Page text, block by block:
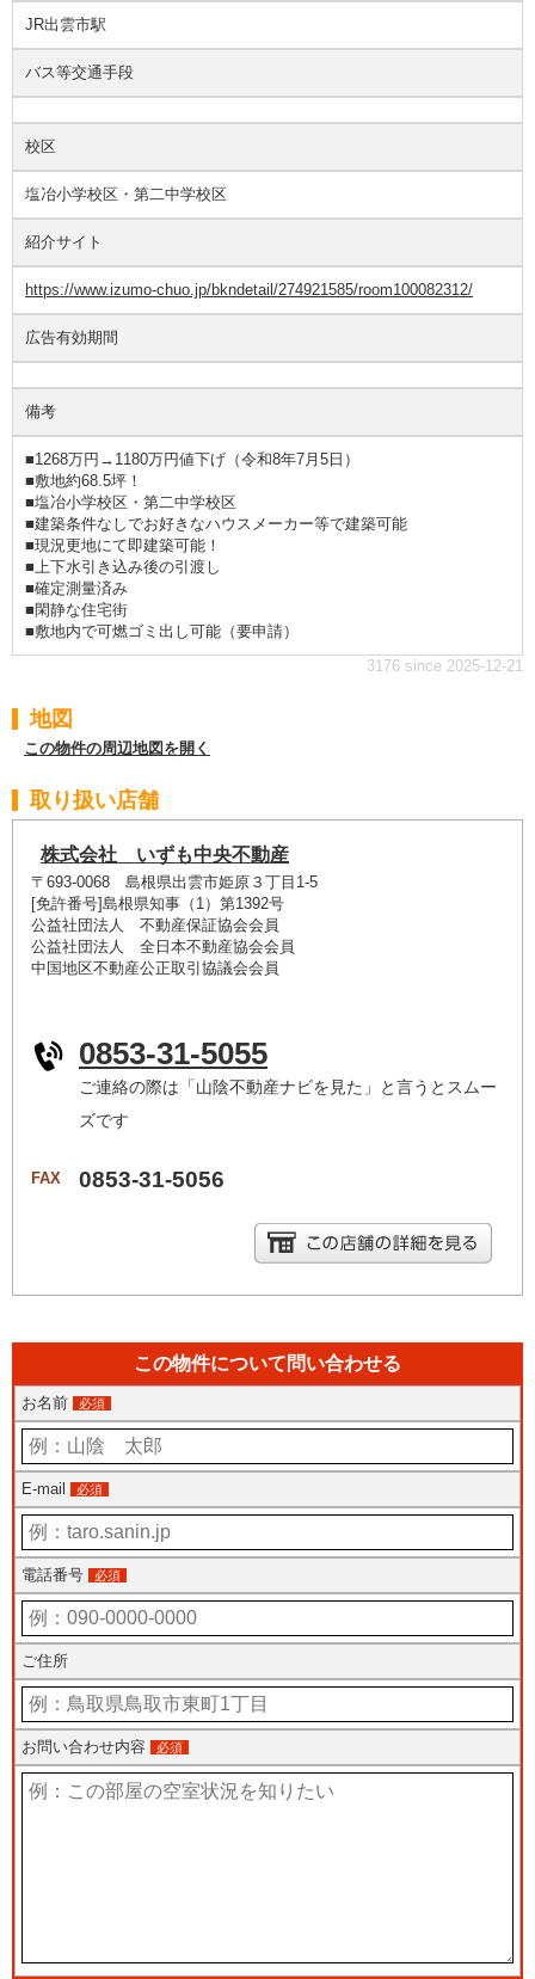
JR出雲市駅
バス等交通手段
校区
塩冶小学校区・第二中学校区
紹介サイト
https://www.izumo-chuo.jp/bkndetail/274921585/room100082312/
広告有効期間
備考
■1268万円→1180万円値下げ（令和8年7月5日）
■敷地約68.5坪！
■塩冶小学校区・第二中学校区
■建築条件なしでお好きなハウスメーカー等で建築可能
■現況更地にて即建築可能！
■上下水引き込み後の引渡し
■確定測量済み
■閑静な住宅街
■敷地内で可燃ゴミ出し可能（要申請）
3176 since 2025-12-21
地図
この物件の周辺地図を開く
取り扱い店舗
株式会社 いずも中央不動産
〒693-0068 島根県出雲市姫原３丁目1-5
[免許番号]島根県知事（1）第1392号
公益社団法人 不動産保証協会会員
公益社団法人 全日本不動産協会会員
中国地区不動産公正取引協議会会員
0853-31-5055
ご連絡の際は「山陰不動産ナビを見た」と言うとスムー
ズです
FAX 0853-31-5056